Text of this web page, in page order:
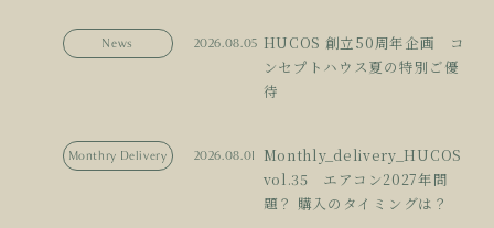
News 2026.08.05 HUCOS 創立50周年企画 コ
ンセプトハウス夏の特別ご優
待
Monthry Delivery 2026.08.01
Monthly_delivery_HUCOS
vol.35 エアコン2027年問
題？ 購入のタイミングは？